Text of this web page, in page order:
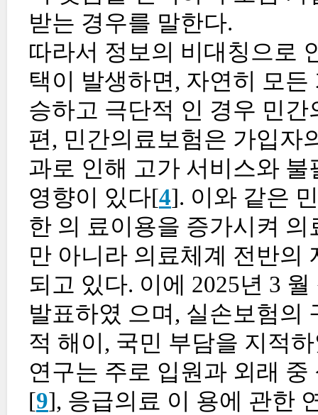
받는 경우를 말한다.
따라서 정보의 비대칭으로
택이 발생하면, 자연히 모
승하고 극단적 인 경우 민
편, 민간의료보험은 가입자
과로 인해 고가 서비스와
영향이 있다[4]. 이와 같은
한 의 료이용을 증가시켜
만 아니라 의료체계 전반의
되고 있다. 이에 2025년 3
발표하였 으며, 실손보험의
적 해이, 국민 부담을 지적
연구는 주로 입원과 외래
[9], 응급의료 이 용에 관한